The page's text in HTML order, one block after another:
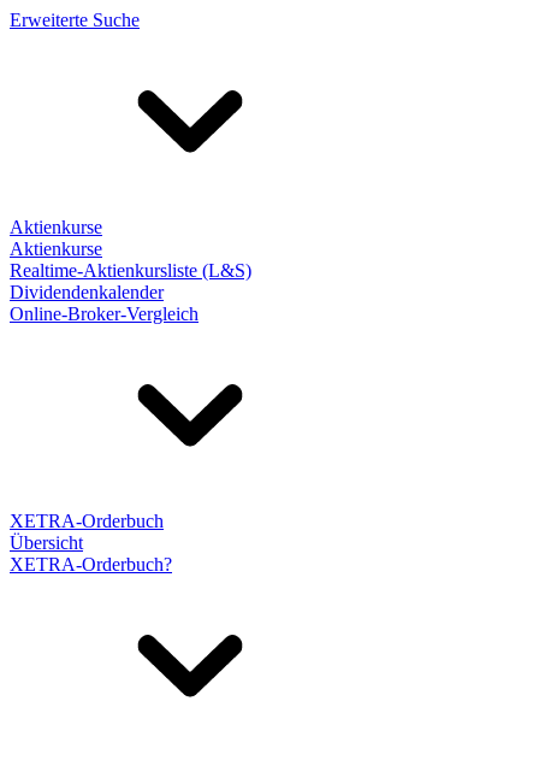
Erweiterte Suche
Aktienkurse
Aktienkurse
Realtime-Aktienkursliste (L&S)
Dividendenkalender
Online-Broker-Vergleich
XETRA-Orderbuch
Übersicht
XETRA-Orderbuch?